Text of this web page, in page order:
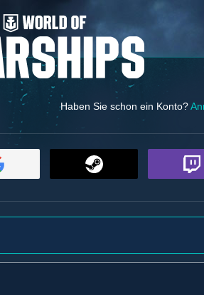
Haben Sie schon ein Konto?